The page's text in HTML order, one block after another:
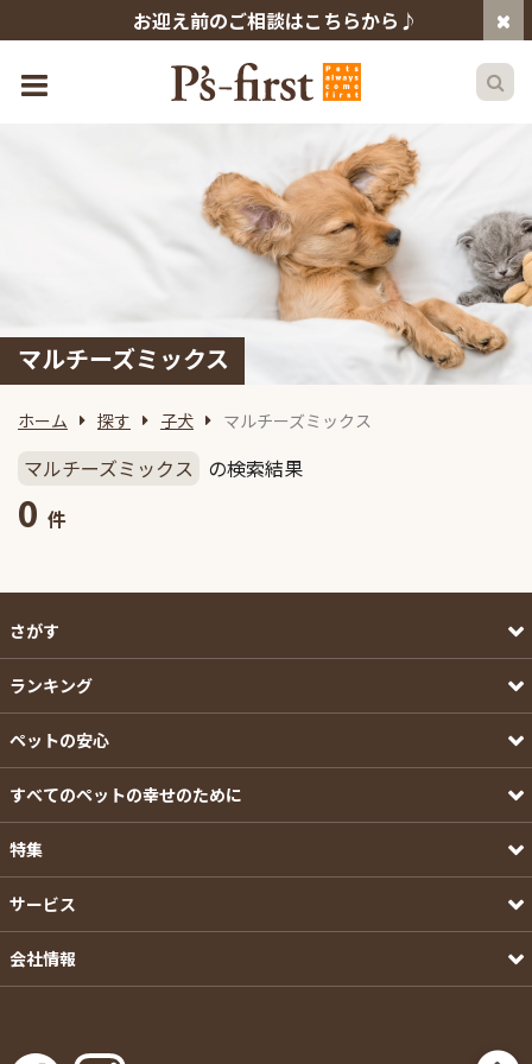
お迎え前のご相談はこちらから♪
マルチーズミックス
ホーム 探す 子犬 マルチーズミックス
マルチーズミックス の検索結果
0 件
さがす
ランキング
ペットの安心
すべてのペットの幸せのために
特集
サービス
会社情報